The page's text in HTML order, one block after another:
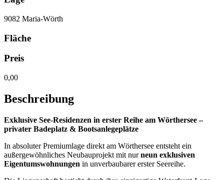
9082 Maria-Wörth
Fläche
Preis
0,00
Beschreibung
Exklusive See-Residenzen in erster Reihe am Wörthersee –
privater Badeplatz & Bootsanlegeplätze
In absoluter Premiumlage direkt am Wörthersee entsteht ein
außergewöhnliches Neubauprojekt mit nurneun exklusiven
Eigentumswohnungen in unverbaubarer erster Seereihe.